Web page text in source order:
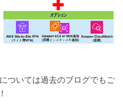
ついては過去のブログでもご